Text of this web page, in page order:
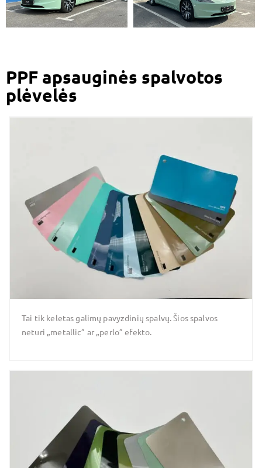
PPF apsauginės spalvotos
plėvelės
Tai tik keletas galimų pavyzdinių spalvų. Šios spalvos
neturi „metallic” ar „perlo” efekto.